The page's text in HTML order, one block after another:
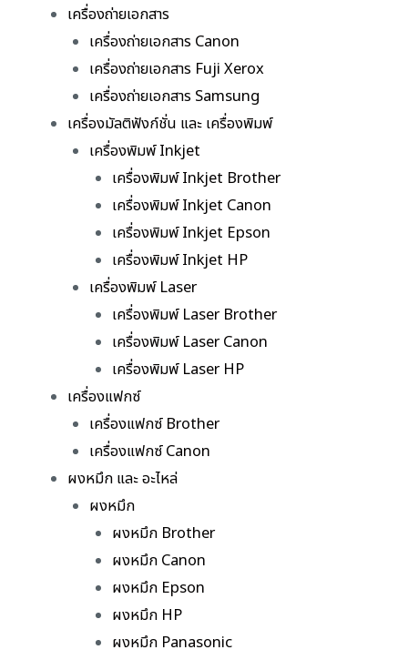
เครื่องถ่ายเอกสาร
เครื่องถ่ายเอกสาร Canon
เครื่องถ่ายเอกสาร Fuji Xerox
เครื่องถ่ายเอกสาร Samsung
เครื่องมัลติฟังก์ชั่น และ เครื่องพิมพ์
เครื่องพิมพ์ Inkjet
เครื่องพิมพ์ Inkjet Brother
เครื่องพิมพ์ Inkjet Canon
เครื่องพิมพ์ Inkjet Epson
เครื่องพิมพ์ Inkjet HP
เครื่องพิมพ์ Laser
เครื่องพิมพ์ Laser Brother
เครื่องพิมพ์ Laser Canon
เครื่องพิมพ์ Laser HP
เครื่องแฟกซ์
เครื่องแฟกซ์ Brother
เครื่องแฟกซ์ Canon
ผงหมึก และ อะไหล่
ผงหมึก
ผงหมึก Brother
ผงหมึก Canon
ผงหมึก Epson
ผงหมึก HP
ผงหมึก Panasonic